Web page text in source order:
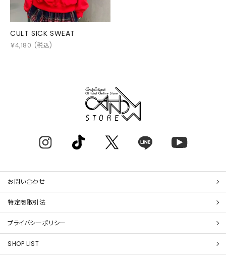
CULT SICK SWEAT
￥4,180 (税込)
お問い合わせ
特定商取引法
プライバシーポリシー
SHOP LIST